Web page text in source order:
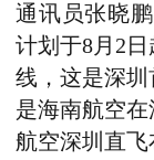
通讯员张晓
计划于8月 2
线， 这是深圳
是海南航空
航空深圳直